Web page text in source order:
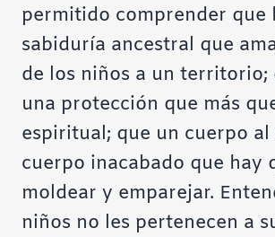
permitido comprender que
sabiduría ancestral que
de los niños a un territorio;
una protección que más
espiritual; que un cuerpo al
cuerpo inacabado que hay
moldear y emparejar.
niños no les pertenecen a